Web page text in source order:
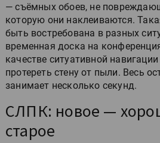
— съёмных обоев, не
которую они наклеиваются.
быть востребована в разных
временная доска на
качестве ситуативной
протереть стену от пыли. Весь
занимает несколько секунд.
СЛПК: новое —
старое